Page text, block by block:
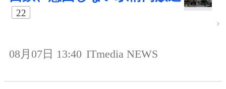
22
08月07日 13:40 ITmedia NEWS